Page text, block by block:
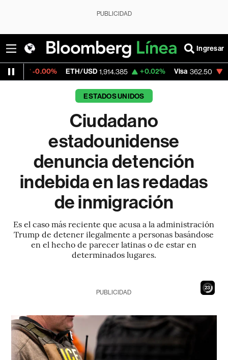
PUBLICIDAD
Ingresar
ETH/USD 1,914.385 +0.02% Visa 362.50 -2.15%
ESTADOS UNIDOS
Ciudadano
estadounidense
denuncia detención
indebida en las redadas
de inmigración
Es el caso más reciente que acusa a la administración
Trump de detener ilegalmente a personas basándose
en el hecho de parecer latinas o de estar en
determinados lugares.
22
PUBLICIDAD